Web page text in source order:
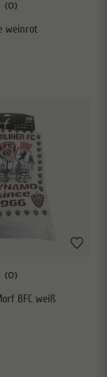
weinrot
BFC weiß